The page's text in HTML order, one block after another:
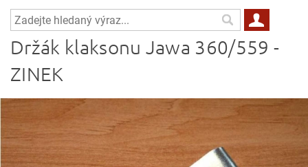
Držák klaksonu Jawa 360/559 -
ZINEK